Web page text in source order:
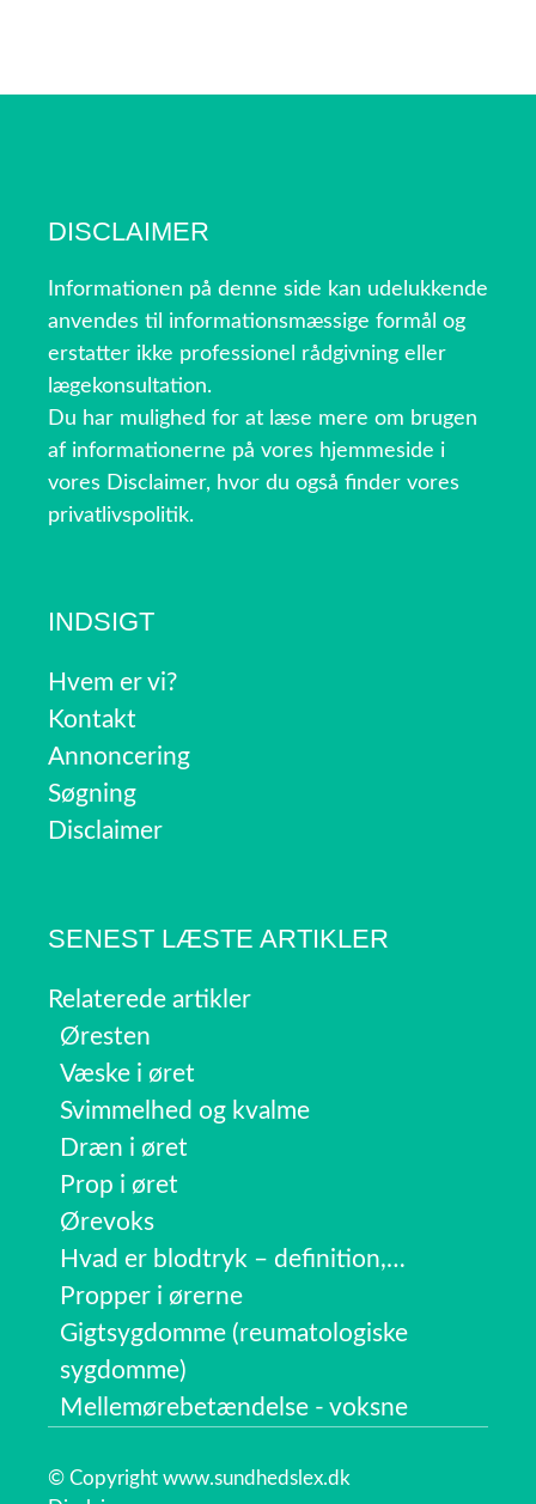
DISCLAIMER
Informationen på denne side kan udelukkende
anvendes til informationsmæssige formål og
erstatter ikke professionel rådgivning eller
lægekonsultation.
Du har mulighed for at læse mere om brugen
af informationerne på vores hjemmeside i
vores Disclaimer, hvor du også finder vores
privatlivspolitik.
INDSIGT
Hvem er vi?
Kontakt
Annoncering
Søgning
Disclaimer
SENEST LÆSTE ARTIKLER
Relaterede artikler
Øresten
Væske i øret
Svimmelhed og kvalme
Dræn i øret
Prop i øret
Ørevoks
Hvad er blodtryk – definition,…
Propper i ørerne
Gigtsygdomme (reumatologiske
sygdomme)
Mellemørebetændelse - voksne
© Copyright www.sundhedslex.dk